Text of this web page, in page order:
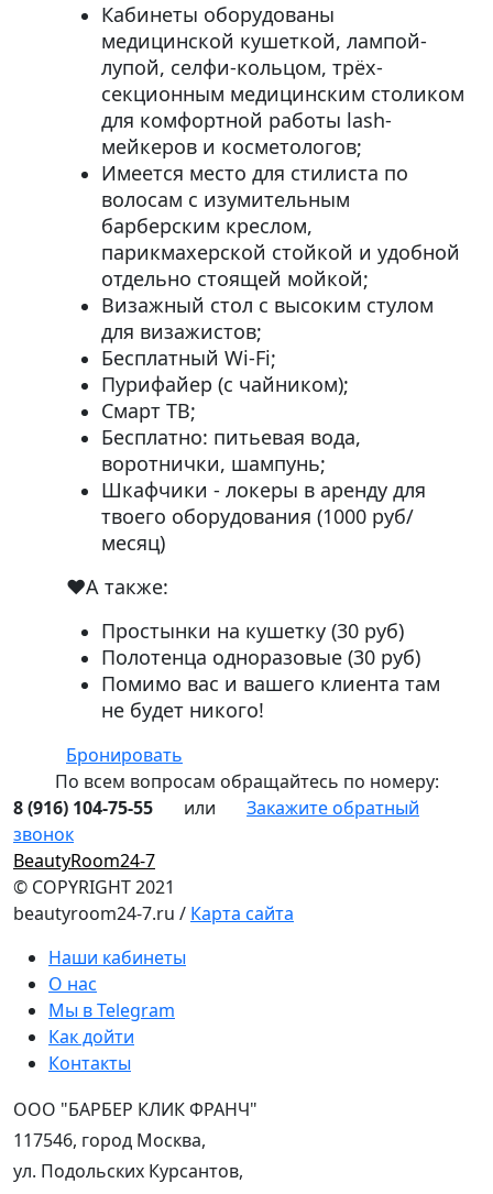
Кабинеты оборудованы
медицинской кушеткой, лампой-
лупой, селфи-кольцом, трёх-
секционным медицинским столиком
для комфортной работы lash-
мейкеров и косметологов;⠀
Имеется место для стилиста по
волосам с изумительным
барберским креслом,
парикмахерской стойкой и удобной
отдельно стоящей мойкой;⠀
Визажный стол с высоким стулом
для визажистов;
Бесплатный Wi-Fi;⠀
Пурифайер (с чайником);⠀
Смарт ТВ;⠀
Бесплатно: питьевая вода,
воротнички, шампунь;⠀
Шкафчики - локеры в аренду для
твоего оборудования (1000 руб/
месяц)⠀
❤️А также:⠀
Простынки на кушетку (30 руб)⠀
Полотенца одноразовые (30 руб)⠀
Помимо вас и вашего клиента там
не будет никого!
Бронировать
По всем вопросам обращайтеcь по номеру:
8 (916) 104-75-55
или
Закажите обратный
звонок
BeautyRoom24-7
© COPYRIGHT 2021
beautyroom24-7.ru / Карта сайта
Наши кабинеты
О нас
Мы в Telegram
Как дойти
Контакты
ООО "БАРБЕР КЛИК ФРАНЧ"
117546, город Москва,
ул. Подольских Курсантов,